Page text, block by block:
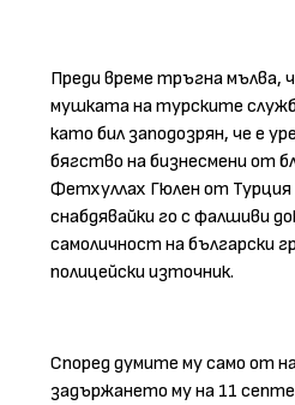
Преди време тръгна мълва,
мушката на турските
като бил заподозрян, че е
бягство на бизнесмени от
Фетхуллах Гюлен от Турция
снабдявайки го с фалшиви
самоличност на български
полицейски източник.
Според думите му само от
задържането му на 11